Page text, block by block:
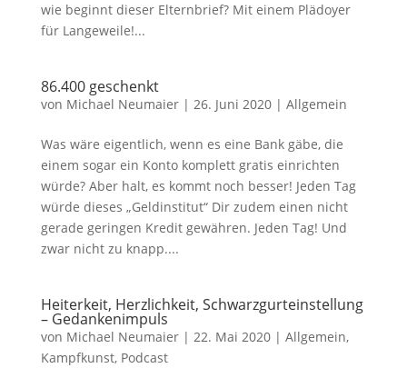
wie beginnt dieser Elternbrief? Mit einem Plädoyer
für Langeweile!...
86.400 geschenkt
von Michael Neumaier| 26. Juni 2020| Allgemein
Was wäre eigentlich, wenn es eine Bank gäbe, die
einem sogar ein Konto komplett gratis einrichten
würde? Aber halt, es kommt noch besser! Jeden Tag
würde dieses „Geldinstitut“ Dir zudem einen nicht
gerade geringen Kredit gewähren. Jeden Tag! Und
zwar nicht zu knapp....
Heiterkeit, Herzlichkeit, Schwarzgurteinstellung
– Gedankenimpuls
von Michael Neumaier| 22. Mai 2020| Allgemein,
Kampfkunst, Podcast